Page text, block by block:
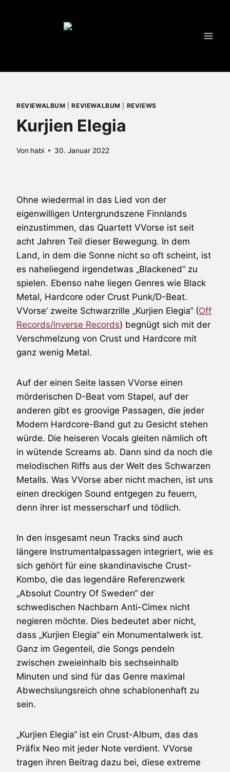
REVIEWALBUM |REVIEWALBUM REVIEWS
Kurjien Elegia
Von habi 30. Januar 2022
Ohne wiedermal in das Lied von der
eigenwilligen Untergrundszene Finnlands
einzustimmen, das Quartett VVorse ist seit
acht Jahren Teil dieser Bewegung. In dem
Land, in dem die Sonne nicht so oft scheint, ist
es naheliegend irgendetwas „Blackened“ zu
spielen. Ebenso nahe liegen Genres wie Black
Metal, Hardcore oder Crust Punk/D-Beat.
VVorse’ zweite Schwarzrille „Kurjien Elegia“ (Off
Records/inverse Records) begnügt sich mit der
Verschmelzung von Crust und Hardcore mit
ganz wenig Metal.
Auf der einen Seite lassen VVorse einen
mörderischen D-Beat vom Stapel, auf der
anderen gibt es groovige Passagen, die jeder
Modern Hardcore-Band gut zu Gesicht stehen
würde. Die heiseren Vocals gleiten nämlich oft
in wütende Screams ab. Dann sind da noch die
melodischen Riffs aus der Welt des Schwarzen
Metalls. Was VVorse aber nicht machen, ist uns
einen dreckigen Sound entgegen zu feuern,
denn ihrer ist messerscharf und tödlich.
In den insgesamt neun Tracks sind auch
längere Instrumentalpassagen integriert, wie es
sich gehört für eine skandinavische Crust-
Kombo, die das legendäre Referenzwerk
„Absolut Country Of Sweden“ der
schwedischen Nachbarn Anti-Cimex nicht
negieren möchte. Dies bedeutet aber nicht,
dass „Kurjien Elegia“ ein Monumentalwerk ist.
Ganz im Gegenteil, die Songs pendeln
zwischen zweieinhalb bis sechseinhalb
Minuten und sind für das Genre maximal
Abwechslungsreich ohne schablonenhaft zu
sein.
„Kurjien Elegia“ ist ein Crust-Album, das das
Präfix Neo mit jeder Note verdient. VVorse
tragen ihren Beitrag dazu bei, diese extreme